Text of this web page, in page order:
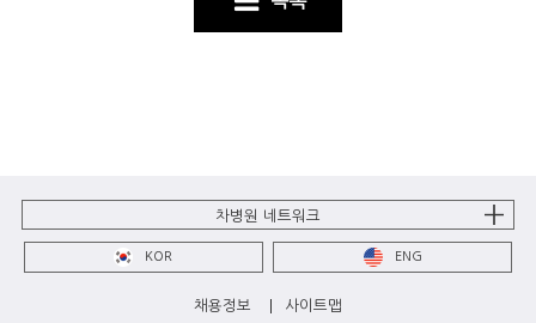
차병원 네트워크
KOR ENG
채용정보 사이트맵